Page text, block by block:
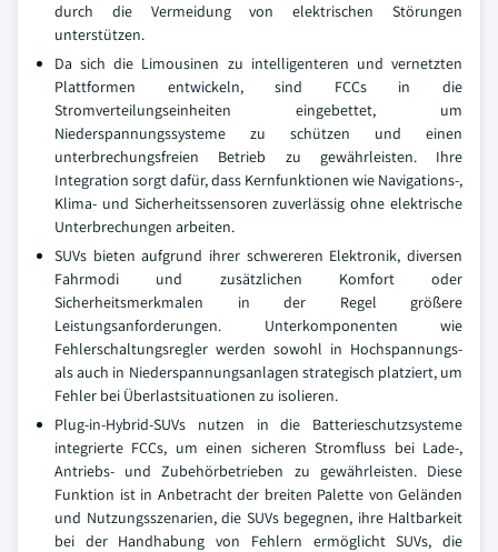
durch die Vermeidung von elektrischen Störungen
unterstützen.
Da sich die Limousinen zu intelligenteren und vernetzten
Plattformen entwickeln, sind FCCs in die
Stromverteilungseinheiten eingebettet, um
Niederspannungssysteme zu schützen und einen
unterbrechungsfreien Betrieb zu gewährleisten. Ihre
Integration sorgt dafür, dass Kernfunktionen wie Navigations-,
Klima- und Sicherheitssensoren zuverlässig ohne elektrische
Unterbrechungen arbeiten.
SUVs bieten aufgrund ihrer schwereren Elektronik, diversen
Fahrmodi und zusätzlichen Komfort oder
Sicherheitsmerkmalen in der Regel größere
Leistungsanforderungen.
Unterkomponenten wie
Fehlerschaltungsregler werden sowohl in Hochspannungs-
als auch in Niederspannungsanlagen strategisch platziert, um
Fehler bei Überlastsituationen zu isolieren.
Plug-in-Hybrid-SUVs nutzen in die Batterieschutzsysteme
integrierte FCCs, um einen sicheren Stromfluss bei Lade-,
Antriebs- und Zubehörbetrieben zu gewährleisten. Diese
Funktion ist in Anbetracht der breiten Palette von Geländen
und Nutzungsszenarien, die SUVs begegnen, ihre Haltbarkeit
bei der Handhabung von Fehlern ermöglicht SUVs, die